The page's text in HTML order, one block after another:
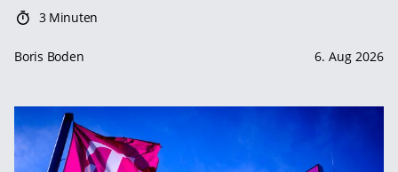
3 Minuten
Boris Boden 6. Aug 2026